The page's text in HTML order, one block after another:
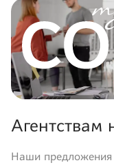
Агентствам
Наши предложения